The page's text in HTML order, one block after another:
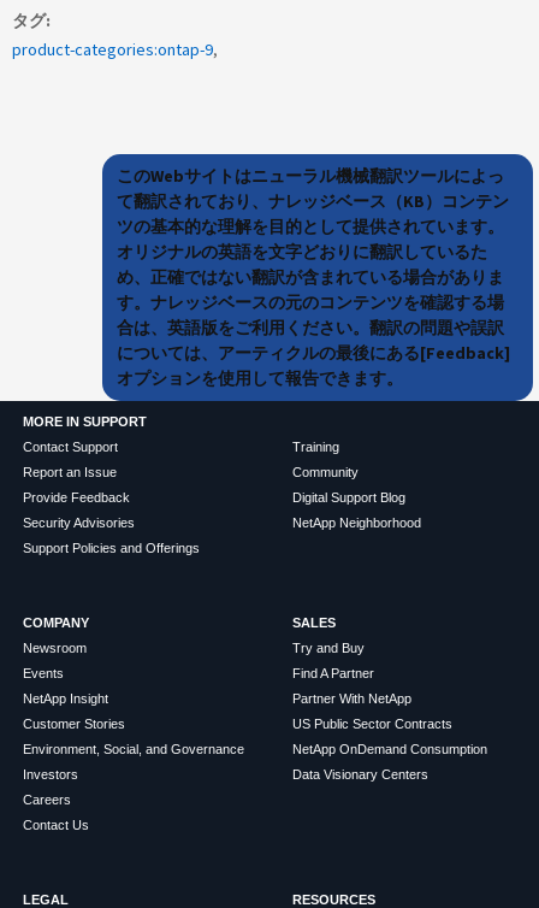
タグ
product-categories:ontap-9
このWebサイトはニューラル機械翻訳ツールによっ
て翻訳されており、ナレッジベース（KB）コンテン
ツの基本的な理解を目的として提供されています。
オリジナルの英語を文字どおりに翻訳しているた
め、正確ではない翻訳が含まれている場合がありま
す。ナレッジベースの元のコンテンツを確認する場
合は、英語版をご利用ください。翻訳の問題や誤訳
については、アーティクルの最後にある[Feedback]
オプションを使用して報告できます。
MORE IN SUPPORT
Contact Support
Report an Issue
Provide Feedback
Security Advisories
Support Policies and Offerings
Training
Community
Digital Support Blog
NetApp Neighborhood
COMPANY
Newsroom
Events
NetApp Insight
Customer Stories
Environment, Social, and Governance
Investors
Careers
Contact Us
SALES
Try and Buy
Find A Partner
Partner With NetApp
US Public Sector Contracts
NetApp OnDemand Consumption
Data Visionary Centers
LEGAL RESOURCES